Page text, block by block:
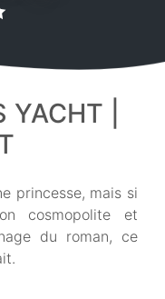
|
princesse, mais si
cosmopolite et
du roman, ce